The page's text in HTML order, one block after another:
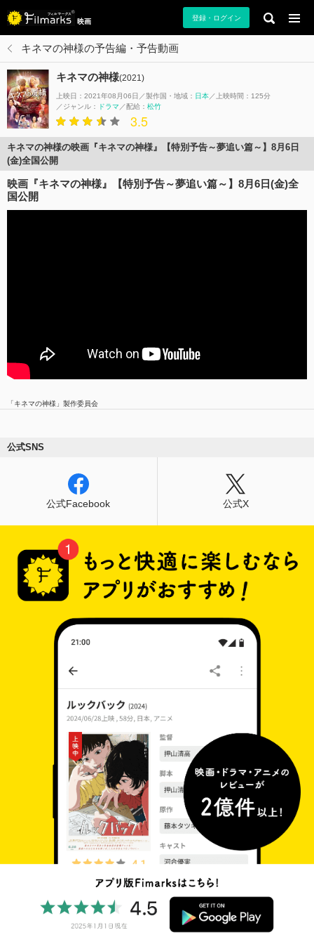
映画 登録・ログイン
キネマの神様の予告編・予告動画
キネマの神様(2021)
上映日：2021年08月06日 製作国・地域： 日本
上映時間：125分
ジャンル：
ドラマ 配給： 松竹
3.5
キネマの神様の映画『キネマの神様』【特別予告～夢追い篇～】8月6日
(金)全国公開
映画『キネマの神様』【特別予告～夢追い篇～】8月6日(金)全
国公開
「キネマの神様」製作委員会
公式SNS
公式Facebook 公式X